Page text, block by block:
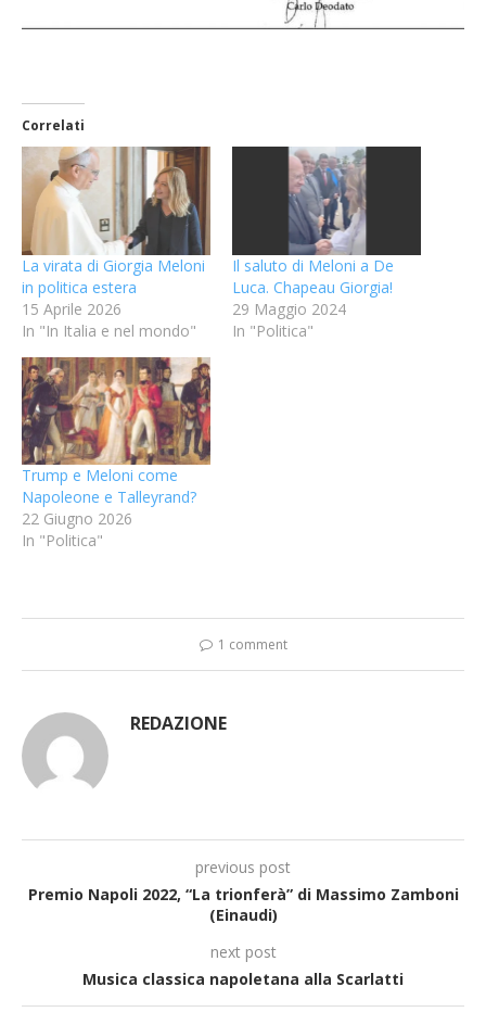
Correlati
La virata di Giorgia Meloni
in politica estera
15 Aprile 2026
In "In Italia e nel mondo"
Il saluto di Meloni a De
Luca. Chapeau Giorgia!
29 Maggio 2024
In "Politica"
Trump e Meloni come
Napoleone e Talleyrand?
22 Giugno 2026
In "Politica"
1 comment
REDAZIONE
previous post
Premio Napoli 2022, “La trionferà” di Massimo Zamboni
(Einaudi)
next post
Musica classica napoletana alla Scarlatti